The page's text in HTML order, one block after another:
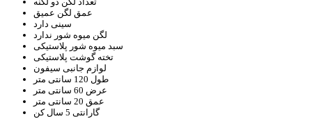
عمق لگن عمیق
سینی دارد
لگن میوه شور ندارد
سبد میوه شور پلاستیکی
تخته گوشت پلاستیکی
لوازم جانبی سیفون
طول 120 سانتی متر
عرض 60 سانتی متر
عمق 20 سانتی متر
گارانتی 5 سال کن